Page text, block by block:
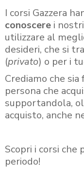
I corsi Gazzera
conoscere i
utilizzare al
desideri, che si
(privato) o per i
Crediamo che
persona che
supportandola,
acquisto, anche
Scopri i corsi che
periodo!